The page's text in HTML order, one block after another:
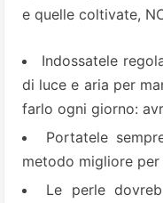
e quelle coltivate,
Indossatele
di luce e aria per
farlo ogni giorno:
Portatele
metodo migliore
Le perle